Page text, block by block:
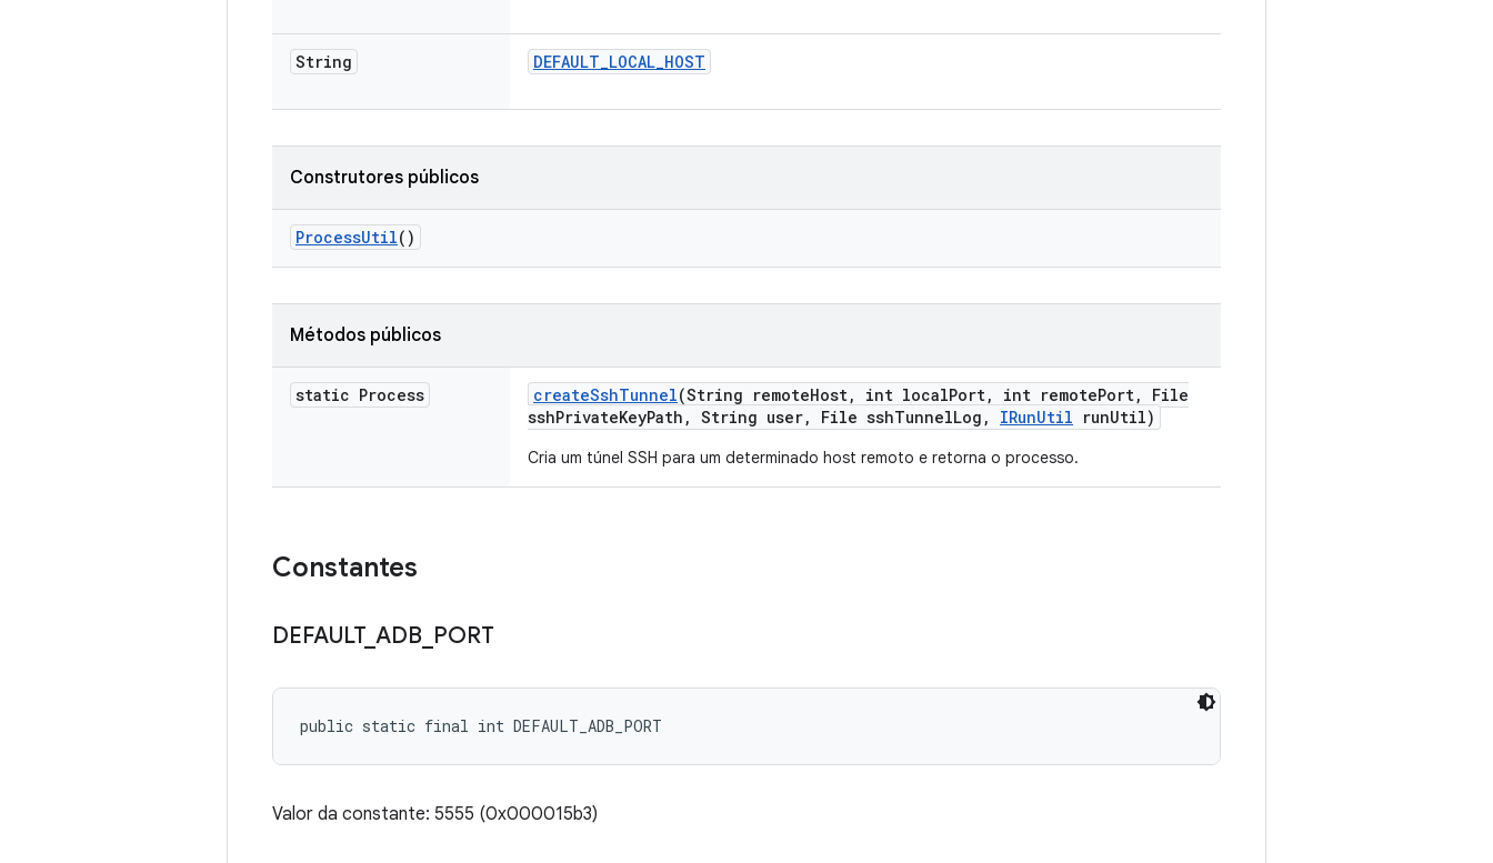
String DEFAULT_LOCAL_HOST
Construtores públicos
ProcessUtil()
Métodos públicos
static Process createSshTunnel(String remoteHost, int localPort, int remotePort,
File
sshPrivateKeyPath , String user, File sshTunnelLog , IRunUtil runUtil)
Cria um túnel SSH para um determinado host remoto e retorna o processo.
Constantes
DEFAULT_ ADB PORT
public static final int DEFAULT_ADB_PORT
Valor da constante: 5555 (0x000015b3)